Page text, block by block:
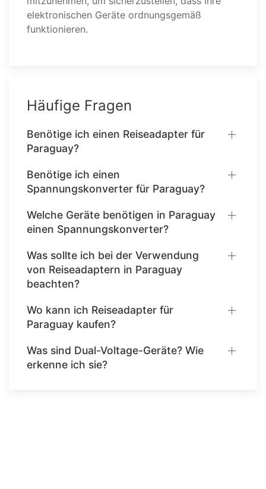
elektronischen Geräte ordnungsgemäß
funktionieren.
Häufige Fragen
Benötige ich einen Reiseadapter für
Paraguay?
Benötige ich einen
Spannungskonverter für Paraguay?
Welche Geräte benötigen in Paraguay
einen Spannungskonverter?
Was sollte ich bei der Verwendung
von Reiseadaptern in Paraguay
beachten?
Wo kann ich Reiseadapter für
Paraguay kaufen?
Was sind Dual-Voltage-Geräte? Wie
erkenne ich sie?